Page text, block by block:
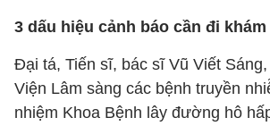
3 dấu hiệu cảnh báo cần đi
Đại tá, Tiến sĩ, bác sĩ Vũ Viết
Viện Lâm sàng các bệnh truyền
nhiệm Khoa Bệnh lây đường hô